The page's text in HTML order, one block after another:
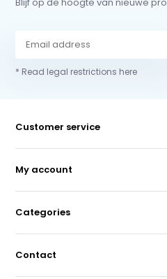
Blijf op de hoogte van nieuwe
* Read legal restrictions here
Customer service
My account
Categories
Contact